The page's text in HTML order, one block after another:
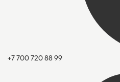
+7 700 720 88 99